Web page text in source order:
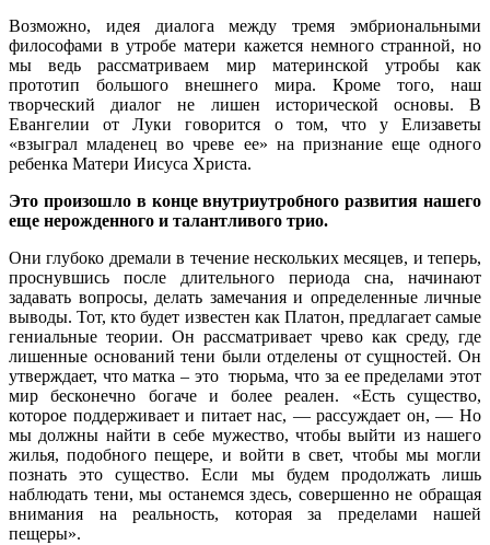
Возможно, идея диалога между тремя эмбриональными
философами в утробе матери кажется немного странной, но
мы ведь рассматриваем мир материнской утробы как
прототип большого внешнего мира. Кроме того, наш
творческий диалог не лишен исторической основы. В
Евангелии от Луки говорится о том, что у Елизаветы
«взыграл младенец во чреве ее» на признание еще одного
ребенка Матери Иисуса Христа.
Это произошло в конце внутриутробного развития нашего
еще нерожденного и талантливого трио.
Они глубоко дремали в течение нескольких месяцев, и теперь,
проснувшись после длительного периода сна, начинают
задавать вопросы, делать замечания и определенные личные
выводы. Тот, кто будет известен как Платон, предлагает самые
гениальные теории. Он рассматривает чрево как среду, где
лишенные оснований тени были отделены от сущностей. Он
утверждает, что матка – это тюрьма, что за ее пределами этот
мир бесконечно богаче и более реален. «Есть существо,
которое поддерживает и питает нас, — рассуждает он, — Но
мы должны найти в себе мужество, чтобы выйти из нашего
жилья, подобного пещере, и войти в свет, чтобы мы могли
познать это существо. Если мы будем продолжать лишь
наблюдать тени, мы останемся здесь, совершенно не обращая
внимания на реальность, которая за пределами нашей
пещеры».